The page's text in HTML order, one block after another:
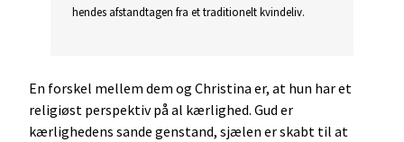
hendes afstandtagen fra et traditionelt kvindeliv.
En forskel mellem dem og Christina er, at hun har et
religiøst perspektiv på al kærlighed. Gud er
kærlighedens sande genstand, sjælen er skabt til at